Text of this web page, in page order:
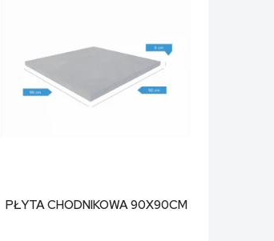
PŁYTA CHODNIKOWA 90X90CM